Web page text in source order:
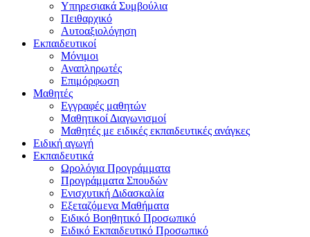
Υπηρεσιακά Συμβούλια
Πειθαρχικό
Αυτοαξιολόγηση
Εκπαιδευτικοί
Μόνιμοι
Αναπληρωτές
Επιμόρφωση
Μαθητές
Εγγραφές μαθητών
Μαθητικοί Διαγωνισμοί
Μαθητές με ειδικές εκπαιδευτικές ανάγκες
Ειδική αγωγή
Εκπαιδευτικά
Ωρολόγια Προγράμματα
Προγράμματα Σπουδών
Ενισχυτική Διδασκαλία
Εξεταζόμενα Μαθήματα
Ειδικό Βοηθητικό Προσωπικό
Ειδικό Εκπαιδευτικό Προσωπικό